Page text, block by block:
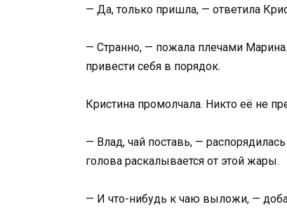
— Да, только пришла, — ответила
— Странно, — пожала плечами
привести себя в порядок.
Кристина промолчала. Никто её не
— Влад, чай поставь, —
голова раскалывается от этой жары.
— И что-нибудь к чаю выложи, —